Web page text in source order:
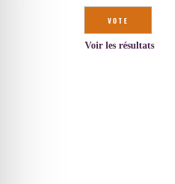
Voir les résultats